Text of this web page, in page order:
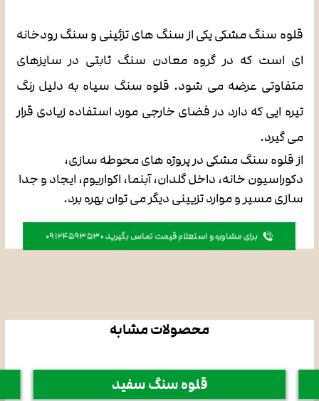
قلوه سنگ مشکی یکی از سنگ های تزئینی و سنگ رودخانه
ای است که در گروه معادن سنگ ثابتی در سایزهای
متفاوتی عرضه می شود. قلوه سنگ سیاه به دلیل رنگ
تیره ایی که دارد در فضای خارجی مورد استفاده زیادی قرار
می گیرد.
از قلوه سنگ مشکی در پروژه های محوطه سازی،
دکوراسیون خانه، داخل گلدان، آبنما، اکواریوم، ایجاد و جدا
سازی مسیر و موارد تزیینی دیگر می توان بهره برد.
برای مشاوره و استعلام قیمت تماس بگیرید 09124593530
محصولات مشابه
قلوه سنگ سفید